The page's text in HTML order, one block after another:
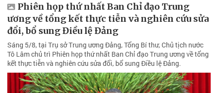
Phiên họp thứ nhất Ban Chỉ đạo Trung
ương về tổng kết thực tiễn và nghiên cứu sửa
đổi, bổ sung Điều lệ Đảng
Sáng 5/8, tại Trụ sở Trung ương Đảng, Tổng Bí thư, Chủ tịch nước
Tô Lâm chủ trì Phiên họp thứ nhất Ban Chỉ đạo Trung ương về tổng
kết thực tiễn và nghiên cứu sửa đổi, bổ sung Điều lệ Đảng.